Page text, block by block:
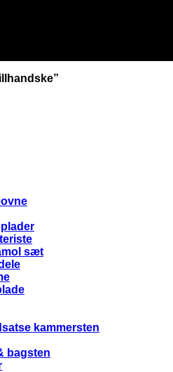
sæt
kammersten
bagsten